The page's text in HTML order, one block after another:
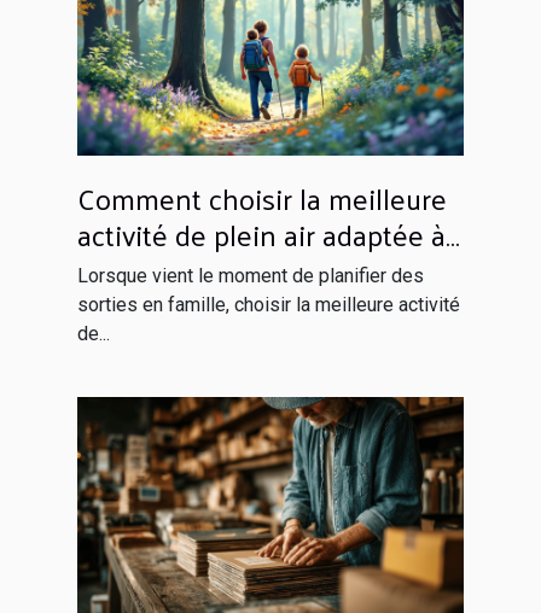
Comment choisir la meilleure
activité de plein air adaptée à
votre famille ?
Lorsque vient le moment de planifier des
sorties en famille, choisir la meilleure activité
de...